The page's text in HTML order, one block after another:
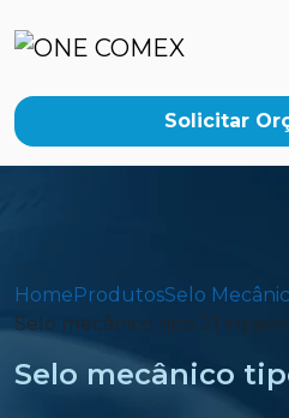
Solicitar
Home ProdutosSelo
Selo mecânico tipo 21
Selo mecânico